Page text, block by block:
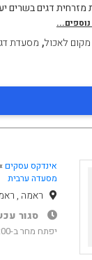
מזרחית דגים
מקום לאכול, מסעדת
אינדקס עסקים
מסעדה ערבית
ראמה ,
סגור
יפתח מחר ב-14:00